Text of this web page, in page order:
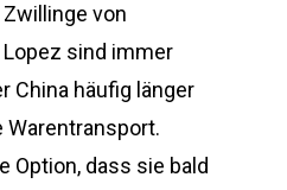
von
sind immer
China häufig länger
Warentransport.
Option, dass sie bald